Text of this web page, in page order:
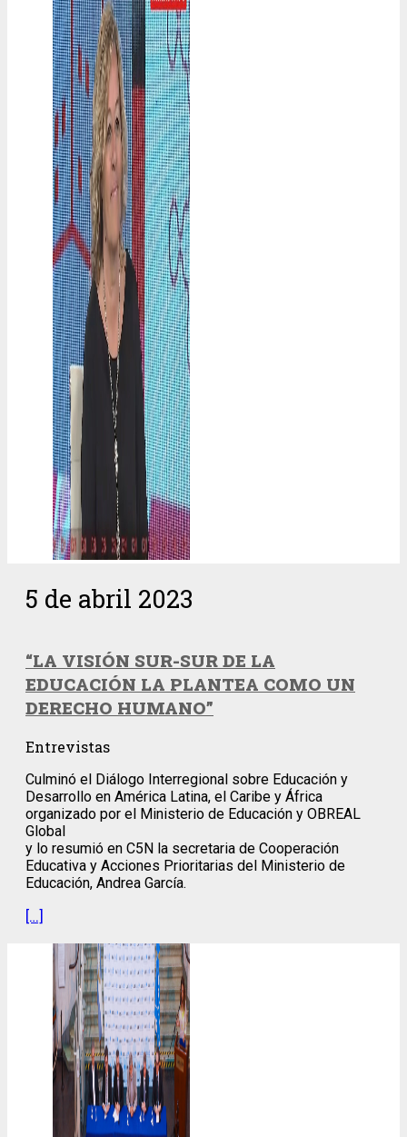
5 de abril 2023
“LA VISIÓN SUR-SUR DE LA
EDUCACIÓN LA PLANTEA COMO UN
DERECHO HUMANO”
Entrevistas
Culminó el Diálogo Interregional sobre Educación y
Desarrollo en América Latina, el Caribe y África
organizado por el Ministerio de Educación y OBREAL
Global
y lo resumió en C5N la secretaria de Cooperación
Educativa y Acciones Prioritarias del Ministerio de
Educación, Andrea García.
[…]